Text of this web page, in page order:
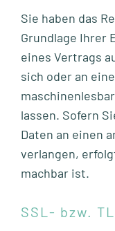
Sie haben das
Grundlage Ihrer
eines Vertrags
sich oder an
lassen. Sofern
Daten an einen
verlangen,
machbar ist.
SSL- bzw.